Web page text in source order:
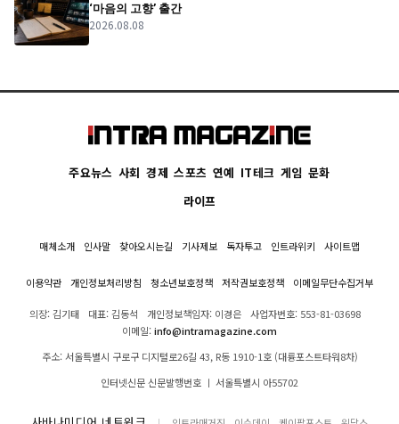
‘마음의 고향’ 출간
2026.08.08
주요뉴스 사회 경제 스포츠 연예 IT테크 게임 문화
라이프
매체소개 인사말 찾아오시는길 기사제보 독자투고 인트라위키 사이트맵
이용약관 개인정보처리방침 청소년보호정책 저작권보호정책 이메일무단수집거부
의장: 김기태 대표: 김동석 개인정보책임자: 이경은
사업자번호: 553-81-03698
이메일:info@intramagazine.com
주소: 서울특별시 구로구 디지털로26길 43, R동 1910-1호 (대륭포스트타워8차)
인터넷신문 신문발행번호 ㅣ 서울특별시 아55702